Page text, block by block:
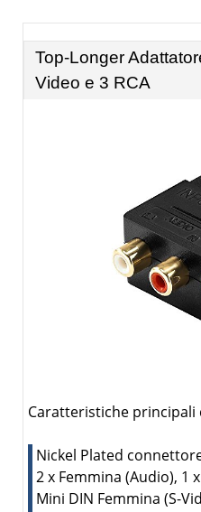
Top-Longer
Video e 3 RCA
Caratteristiche principali
Nickel Plated
2 x Femmina (Audio), 1
Mini DIN Femmina (S-